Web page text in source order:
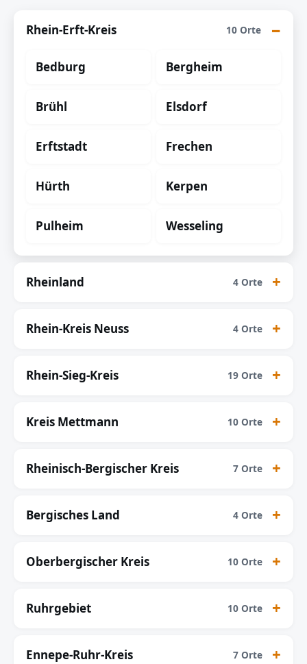
Rhein-Erft-Kreis 10 Orte
Bedburg Bergheim
Brühl Elsdorf
Erftstadt Frechen
Hürth Kerpen
Pulheim Wesseling
Rheinland 4 Orte
Rhein-Kreis Neuss 4 Orte
Rhein-Sieg-Kreis 19 Orte
Kreis Mettmann 10 Orte
Rheinisch-Bergischer Kreis 7 Orte
Bergisches Land 4 Orte
Oberbergischer Kreis 10 Orte
Ruhrgebiet 10 Orte
Ennepe-Ruhr-Kreis 7 Orte